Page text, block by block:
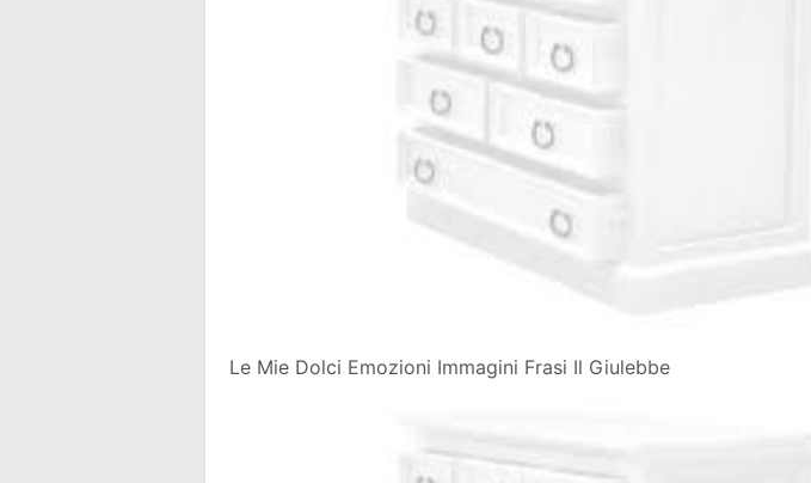
Le Mie Dolci Emozioni Immagini Frasi Il Giulebbe